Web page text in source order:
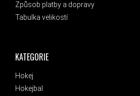
KATEGORIE
Hokej
Hokejbal
Způsob platby a dopravy
Tabulka velikostí